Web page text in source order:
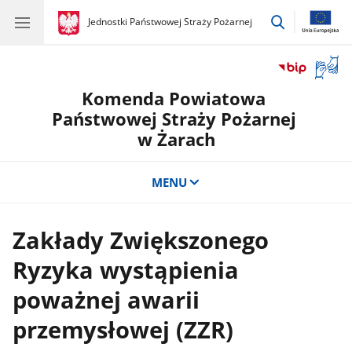
gov.pl
Jednostki Państwowej Straży Pożarnej
gov.pl
Jednostki
przejdź
okno
Komenda Powiatowa
Państwowej Straży Pożarnej
w Żarach
MENU
Zakłady Zwiększonego
Ryzyka wystąpienia
poważnej awarii
przemysłowej (ZZR)